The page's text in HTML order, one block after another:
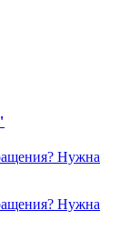
Нужна
Нужна